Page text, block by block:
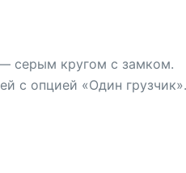
серым кругом с замком.
с опцией «Один грузчик».